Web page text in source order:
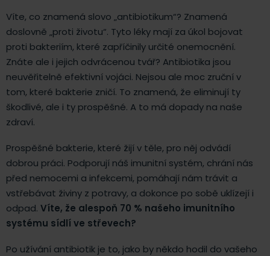
Víte, co znamená slovo „antibiotikum“? Znamená
doslovně „proti životu“. Tyto léky mají za úkol bojovat
proti bakteriím, které zapříčinily určité onemocnění.
Znáte ale i jejich odvrácenou tvář? Antibiotika jsou
neuvěřitelně efektivní vojáci. Nejsou ale moc zruční v
tom, které bakterie zničí. To znamená, že eliminují ty
škodlivé, ale i ty prospěšné. A to má dopady na naše
zdraví.
Prospěšné bakterie, které žijí v těle, pro něj odvádí
dobrou práci. Podporují náš imunitní systém, chrání nás
před nemocemi a infekcemi, pomáhají nám trávit a
vstřebávat živiny z potravy, a dokonce po sobě uklízejí i
odpad. Víte, že alespoň 70 % našeho imunitního
systému sídlí ve střevech?
Po užívání antibiotik je to, jako by někdo hodil do vašeho